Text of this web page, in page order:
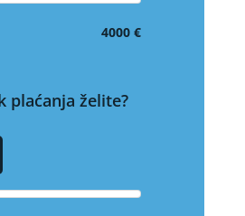
4000 €
plaćanja želite?